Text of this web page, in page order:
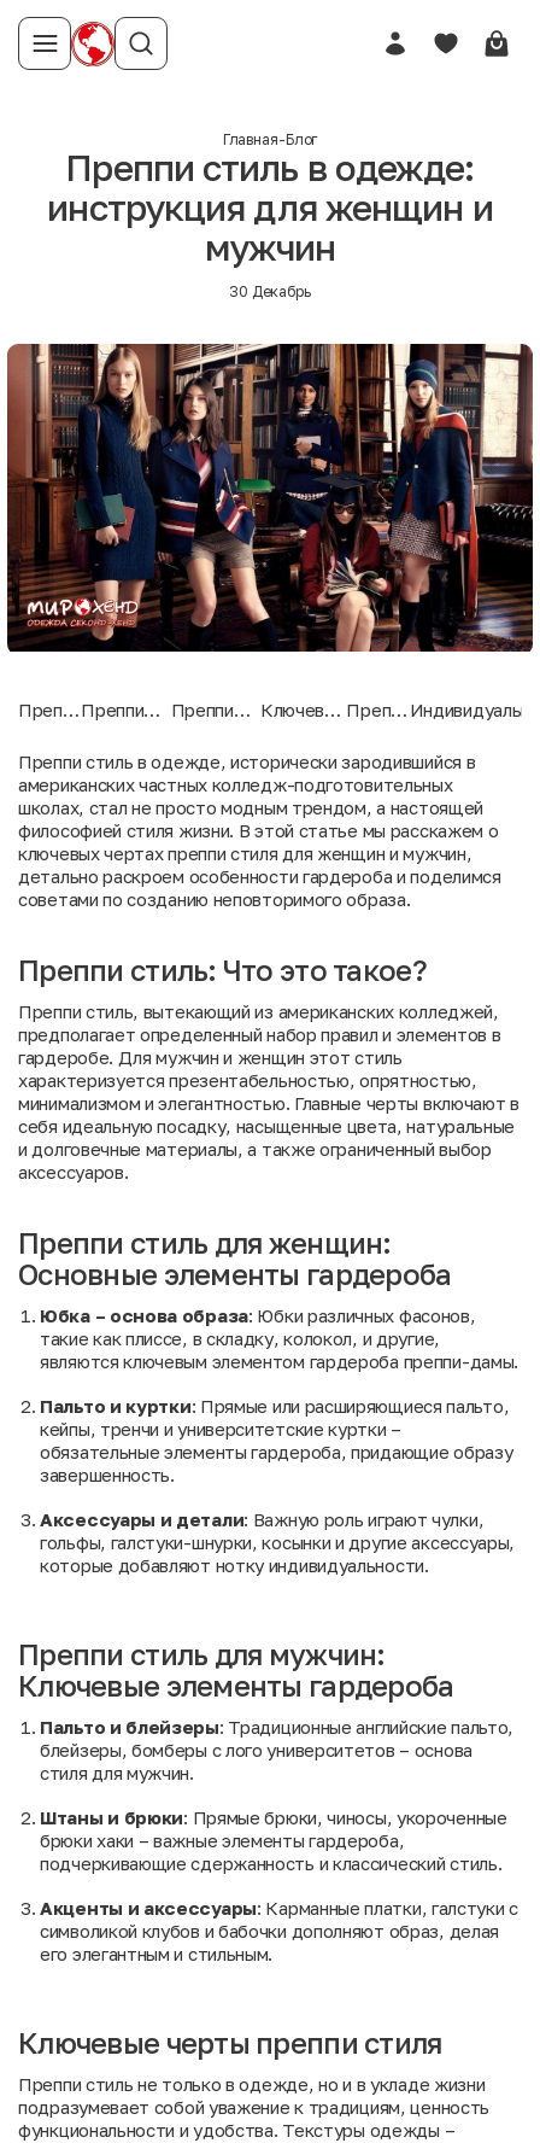
Главная-Блог
Преппи стиль в одежде:
инструкция для женщин и
мужчин
30 Декабрь
Преппи
Что
это
такое?
Преппи
женщин:
Основные
элементы
гардероба
Преппи
мужчин:
Ключевые
элементы
гардероба
Ключевые
преппи
стиля
Преппи
новом
веке
Преппи стиль в одежде, исторически зародившийся в
американских частных колледж-подготовительных
школах, стал не просто модным трендом, а настоящей
философией стиля жизни. В этой статье мы расскажем о
ключевых чертах преппи стиля для женщин и мужчин,
детально раскроем особенности гардероба и поделимся
советами по созданию неповторимого образа.
Преппи стиль: Что это такое?
Преппи стиль, вытекающий из американских колледжей,
предполагает определенный набор правил и элементов в
гардеробе. Для мужчин и женщин этот стиль
характеризуется презентабельностью, опрятностью,
минимализмом и элегантностью. Главные черты включают в
себя идеальную посадку, насыщенные цвета, натуральные
и долговечные материалы, а также ограниченный выбор
аксессуаров.
Преппи стиль для женщин:
Основные элементы гардероба
Юбка – основа образа: Юбки различных фасонов,
такие как плиссе, в складку, колокол, и другие,
являются ключевым элементом гардероба преппи-дамы.
Пальто и куртки: Прямые или расширяющиеся пальто,
кейпы, тренчи и университетские куртки –
обязательные элементы гардероба, придающие образу
завершенность.
Аксессуары и детали: Важную роль играют чулки,
гольфы, галстуки-шнурки, косынки и другие аксессуары,
которые добавляют нотку индивидуальности.
Преппи стиль для мужчин:
Ключевые элементы гардероба
Пальто и блейзеры: Традиционные английские пальто,
блейзеры, бомберы с лого университетов – основа
стиля для мужчин.
Штаны и брюки: Прямые брюки, чиносы, укороченные
брюки хаки – важные элементы гардероба,
подчеркивающие сдержанность и классический стиль.
Акценты и аксессуары: Карманные платки, галстуки с
символикой клубов и бабочки дополняют образ, делая
его элегантным и стильным.
Ключевые черты преппи стиля
Преппи стиль не только в одежде, но и в укладе жизни
подразумевает собой уважение к традициям, ценность
функциональности и удобства. Текстуры одежды –